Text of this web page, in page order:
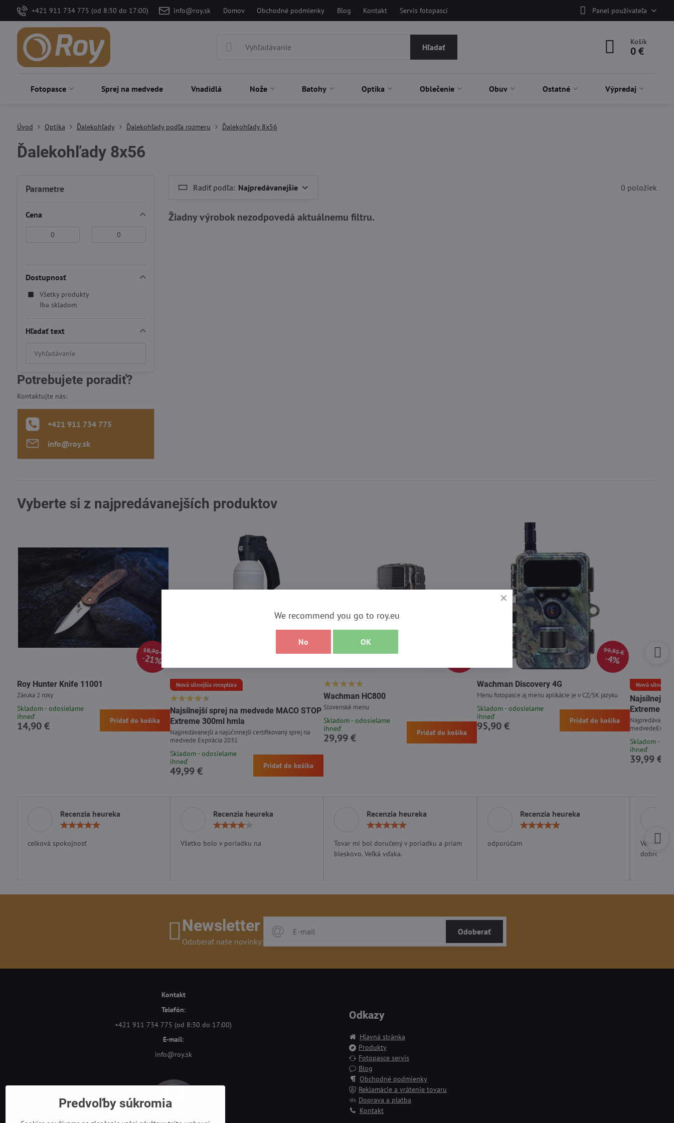
+421 911 734 775 (od 8:30 do 17:00) info@roy.sk Domov Obchodné podmienky Blog Kontakt Servis fotopascí Panel používateľa
Hľadať
Košík
0 €
Fotopasce Sprej na medvede Vnadidlá Nože Batohy Optika Oblečenie Obuv Ostatné Výpredaj
Úvod Optika Ďalekohľady Ďalekohľady podľa rozmeru Ďalekohľady 8x56
Ďalekohľady 8x56
Radiť podľa: Najpredávanejšie 0 položiek
Parametre
Cena
Dostupnosť
Všetky produkty
Iba skladom
Hľadať text
Prehľadať
výsledky
fulltextom
Potrebujete poradiť?
Kontaktujte nás:
+421 911 734 775
info​@roy​.sk
Vyberte si z najpredávanejších produktov
18,90 €
21%
Roy Hunter Knife 11001
Záruka 2 roky
Skladom - odosielame
ihneď
14,90 € Pridať do košíka
Nová silnejšia receptúra
Najsilnejší sprej na medvede MACO STOP
Extreme 300ml hmla
Najpredávanejší a najúčinnejší certifikovaný sprej na
medvede Expirácia 2031
Skladom - odosielame
ihneď
49,99 € Pridať do košíka
Wachman HC800
Slovenské menu
Skladom - odosielame
ihneď
29,99 € Pridať do košíka
99,95 €
4%
Wachman Discovery 4G
Menu fotopasce aj menu aplikácie je v CZ/SK jazyku
Skladom - odosielame
ihneď
95,90 € Pridať do košíka
Nová silnejšia
Najsilnejší
Extreme
Skladom -
ihneď
39,99 €
Recenzia heureka
celková spokojnosť
Recenzia heureka
Všetko bolo v poriadku na
Recenzia heureka
/
5
Tovar mi bol doručený v poriadku a priam
bleskovo. Veľká vďaka.
Recenzia heureka
odporúčam
Velmi
dobrom
Newsletter
Odoberať naše novinky:
Odoberať
Kontakt
Telefón:
+421 911 734 775 (od 8:30 do 17:00)
E-mail:
info@roy.sk
Odkazy
Hlavná stránka
Produkty
Fotopasce servis
Blog
Obchodné podmienky
Reklamácie a vrátenie tovaru
Doprava a platba
Kontakt
Predvoľby súkromia
We recommend you go to roy.eu
No OK